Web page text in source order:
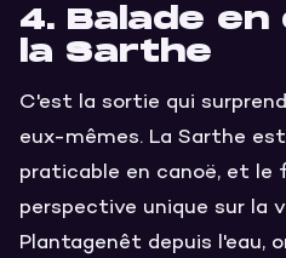
4. Balade
la Sarthe
C'est la sortie qui
eux-mêmes. La Sarthe
praticable en canoë, et le
perspective unique sur la
Plantagenêt depuis l'eau,